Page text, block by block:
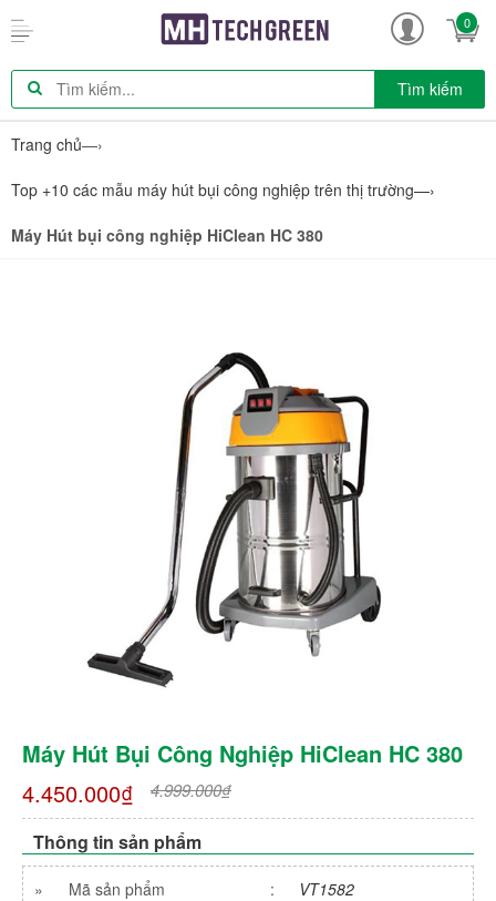
0
Tìm kiếm
Trang chủ—›
Top +10 các mẫu máy hút bụi công nghiệp trên thị trường—›
Máy Hút bụi công nghiệp HiClean HC 380
Máy Hút Bụi Công Nghiệp HiClean HC 380
4.450.000₫
4.999.000₫
Thông tin sản phẩm
» Mã sản phẩm :
VT1582